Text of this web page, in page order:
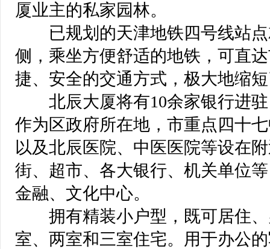
厦业主的私家园林。
已规划的天津地铁四号线站点
侧，乘坐方便舒适的地铁，可直
捷、安全的交通方式，极大地缩
北辰大厦将有10余家银行进驻
作为区政府所在地，市重点四十
以及北辰医院、中医医院等设在
街、超市、各大银行、机关单位
金融、文化中心。
拥有精装小户型，既可居住、
室、两室和三室住宅。用于办公